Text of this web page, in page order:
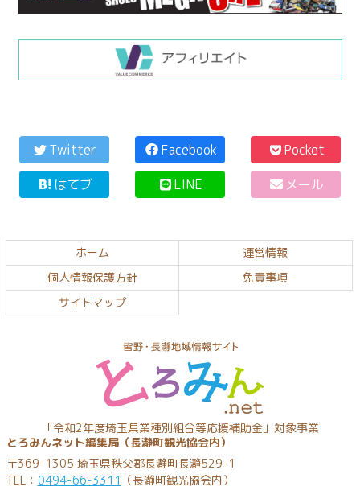
文
の
へ
へ
戻
Twitter Facebook
Pocket
はてブ
LINE メール
ホーム
運営情報
個人情報保護方針
免責事項
サイトマップ
とろみんネッ
ト
「令和2年度埼玉県業種別組合等応援補助金」対象事業
とろみんネット編集局（長瀞町観光協会内）
〒369-1305 埼玉県秩父郡長瀞町長瀞529-1
TEL： 0494-66-3311 （長瀞町観光協会内）